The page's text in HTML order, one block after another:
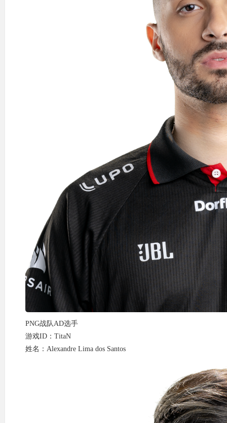
PNG战队AD选手
游戏ID：TitaN
姓名：Alexandre Lima dos Santos